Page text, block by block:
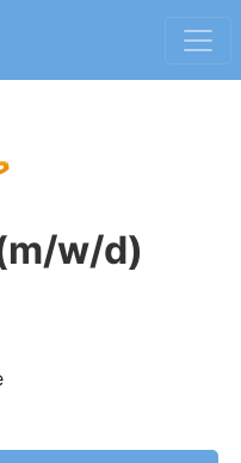
w/d)